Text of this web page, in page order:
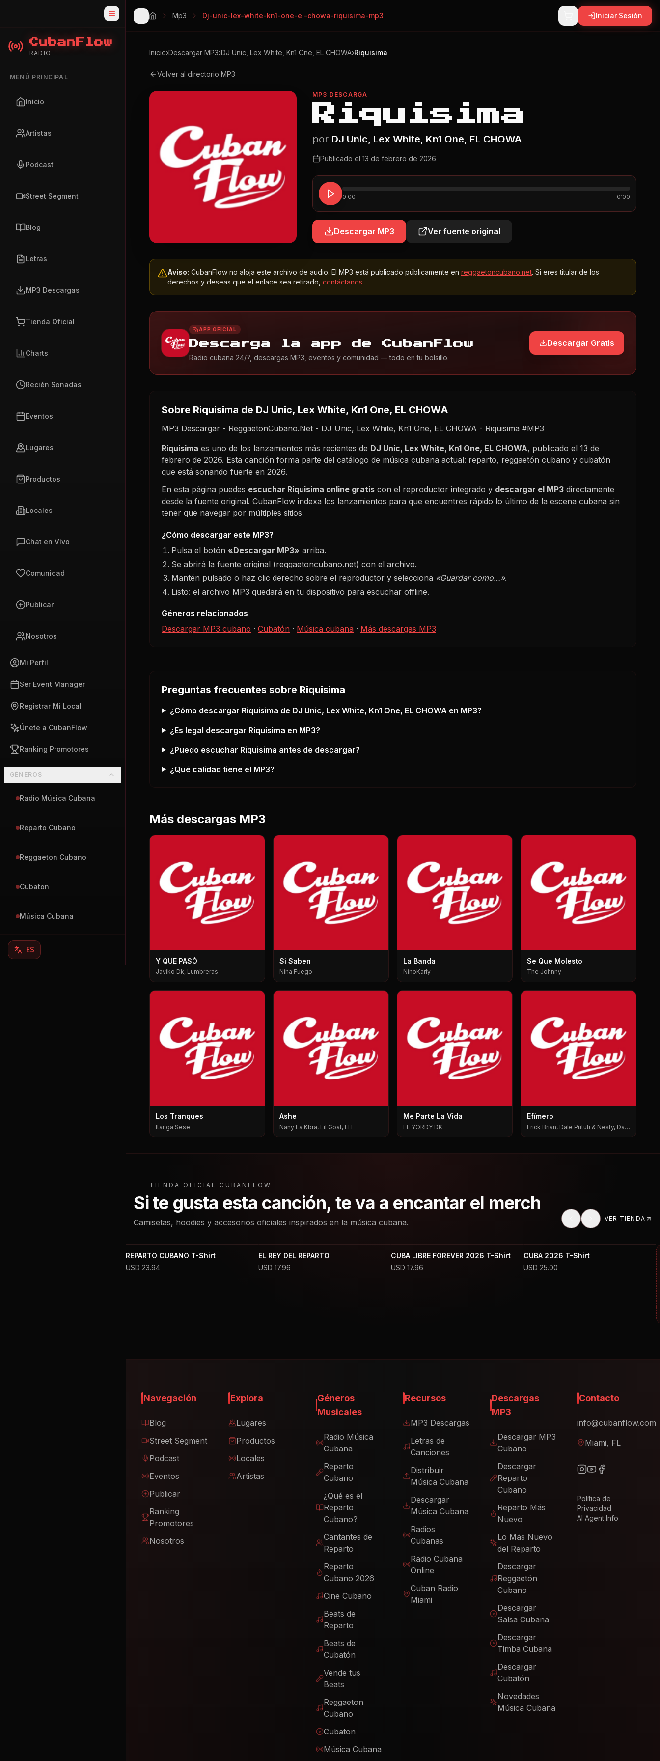
CubanFlow
RADIO
MENÚ PRINCIPAL
Inicio
Artistas
Podcast
Street Segment
Blog
Letras
MP3 Descargas
Tienda Oficial
Charts
Recién Sonadas
Eventos
Lugares
Productos
Locales
Chat en Vivo
Comunidad
Publicar
Nosotros
Mi Perfil
Ser Event Manager
Registrar Mi Local
Únete a CubanFlow
Ranking Promotores
GÉNEROS
Radio Música Cubana
Reparto Cubano
Reggaeton Cubano
Cubaton
Música Cubana
ES
Mp3 Dj-unic-lex-white-kn1-one-el-chowa-riquisima-mp3 Iniciar Sesión
Inicio›Descargar MP3›DJ Unic, Lex White, Kn1 One, EL CHOWA›Riquisima
Volver al directorio MP3
MP3 DESCARGA
Riquisima
por DJ Unic, Lex White, Kn1 One, EL CHOWA
Publicado el 13 de febrero de 2026
0:00 0:00
Descargar MP3 Ver fuente original
Aviso: CubanFlow no aloja este archivo de audio. El MP3 está publicado públicamente en reggaetoncubano.net. Si eres titular de los
derechos y deseas que el enlace sea retirado, contáctanos.
APP OFICIAL
Descarga la app de CubanFlow
Radio cubana 24/7, descargas MP3, eventos y comunidad — todo en tu bolsillo.
Descargar Gratis
Sobre Riquisima de DJ Unic, Lex White, Kn1 One, EL CHOWA
MP3 Descargar - ReggaetonCubano.Net - DJ Unic, Lex White, Kn1 One, EL CHOWA - Riquisima #MP3
Riquisima es uno de los lanzamientos más recientes de DJ Unic, Lex White, Kn1 One, EL CHOWA, publicado el 13 de
febrero de 2026. Esta canción forma parte del catálogo de música cubana actual: reparto, reggaetón cubano y cubatón
que está sonando fuerte en 2026.
En esta página puedes escuchar Riquisima online gratis con el reproductor integrado y descargar el MP3 directamente
desde la fuente original. CubanFlow indexa los lanzamientos para que encuentres rápido lo último de la escena cubana sin
tener que navegar por múltiples sitios.
¿Cómo descargar este MP3?
Pulsa el botón «Descargar MP3» arriba.
Se abrirá la fuente original (reggaetoncubano.net) con el archivo.
Mantén pulsado o haz clic derecho sobre el reproductor y selecciona «Guardar como…».
Listo: el archivo MP3 quedará en tu dispositivo para escuchar offline.
Géneros relacionados
Descargar MP3 cubano · Cubatón · Música cubana · Más descargas MP3
Preguntas frecuentes sobre Riquisima
¿Cómo descargar Riquisima de DJ Unic, Lex White, Kn1 One, EL CHOWA en MP3?
¿Es legal descargar Riquisima en MP3?
¿Puedo escuchar Riquisima antes de descargar?
¿Qué calidad tiene el MP3?
Más descargas MP3
Y QUE PASÓ
Javiko Dk, Lumbreras
Si Saben
Nina Fuego
La Banda
NinoKarly
Se Que Molesto
The Johnny
Los Tranques
Itanga Sese
Ashe
Nany La Kbra, Lil Goat, LH
Me Parte La Vida
EL YORDY DK
Efímero
Erick Brian, Dale Pututi & Nesty, Dale
TIENDA OFICIAL CUBANFLOW
Si te gusta esta canción, te va a encantar el merch
Camisetas, hoodies y accesorios oficiales inspirados en la música cubana. VER TIENDA
REPARTO CUBANO T-Shirt
USD 23.94
EL REY DEL REPARTO
USD 17.96
CUBA LIBRE FOREVER 2026 T-Shirt
USD 17.96
CUBA 2026 T-Shirt
USD 25.00
Navegación
Blog
Street Segment
Podcast
Eventos
Publicar
Ranking
Promotores
Nosotros
Explora
Lugares
Productos
Locales
Artistas
Géneros
Musicales
Radio Música
Cubana
Reparto
Cubano
¿Qué es el
Reparto
Cubano?
Cantantes de
Reparto
Reparto
Cubano 2026
Cine Cubano
Beats de
Reparto
Beats de
Cubatón
Vende tus
Beats
Reggaeton
Cubano
Cubaton
Música Cubana
Recursos
MP3 Descargas
Letras de
Canciones
Distribuir
Música Cubana
Descargar
Música Cubana
Radios
Cubanas
Radio Cubana
Online
Cuban Radio
Miami
Descargas
MP3
Descargar MP3
Cubano
Descargar
Reparto
Cubano
Reparto Más
Nuevo
Lo Más Nuevo
del Reparto
Descargar
Reggaetón
Cubano
Descargar
Salsa Cubana
Descargar
Timba Cubana
Descargar
Cubatón
Novedades
Música Cubana
Contacto
info@cubanflow.com
Miami, FL
Política de
Privacidad
AI Agent Info